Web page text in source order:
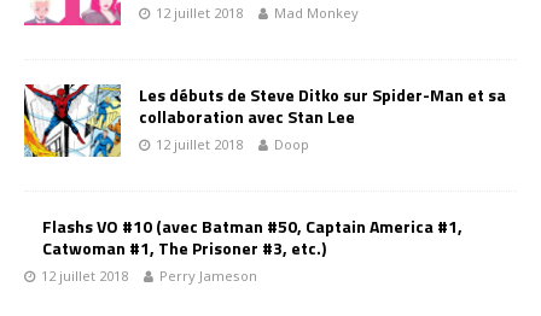
12 juillet 2018 Mad Monkey
Les débuts de Steve Ditko sur Spider-Man et sa
collaboration avec Stan Lee
12 juillet 2018 Doop
Flashs VO #10 (avec Batman #50, Captain America #1,
Catwoman #1, The Prisoner #3, etc.)
12 juillet 2018 Perry Jameson